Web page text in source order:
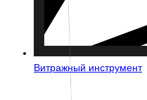
Витражный инструмент